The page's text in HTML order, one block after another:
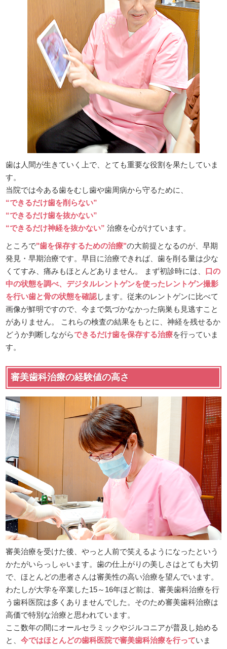
歯は人間が生きていく上で、とても重要な役割を果たしていま
す。
当院では今ある歯をむし歯や歯周病から守るために、
“できるだけ歯を削らない”
“できるだけ歯を抜かない”
“できるだけ神経を抜かない” 治療を心がけています。
ところで"歯を保存するための治療"の大前提となるのが、早期
発見・早期治療です。早目に治療できれば、歯を削る量は少な
くてすみ、痛みもほとんどありません。 まず初診時には、 口の
中の状態を調べ、デジタルレントゲンを使ったレントゲン撮影
を行い歯と骨の状態を確認します。従来のレントゲンに比べて
画像が鮮明ですので、今まで気づかなかった病巣も見逃すこと
がありません。 これらの検査の結果をもとに、神経を残せるか
どうか判断しながらできるだけ歯を保存する治療を行っていま
す。
審美歯科治療の経験値の高さ
審美治療を受けた後、やっと人前で笑えるようになったという
かたがいらっしゃいます。歯の仕上がりの美しさはとても大切
で、ほとんどの患者さんは審美性の高い治療を望んでいます。
わたしが大学を卒業した15～16年ほど前は、審美歯科治療を行
う歯科医院は多くありませんでした。そのため審美歯科治療は
高価で特別な治療と思われています。
ここ数年の間にオールセラミックやジルコニアが普及し始める
と、今ではほとんどの歯科医院で審美歯科治療を行っていま